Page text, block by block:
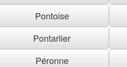
Pontoise
Pontarlier
Péronne